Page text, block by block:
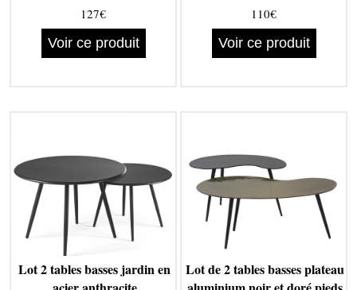
127€
Voir ce produit
110€
Voir ce produit
Lot 2 tables basses jardin en
Lot de 2 tables basses plateau